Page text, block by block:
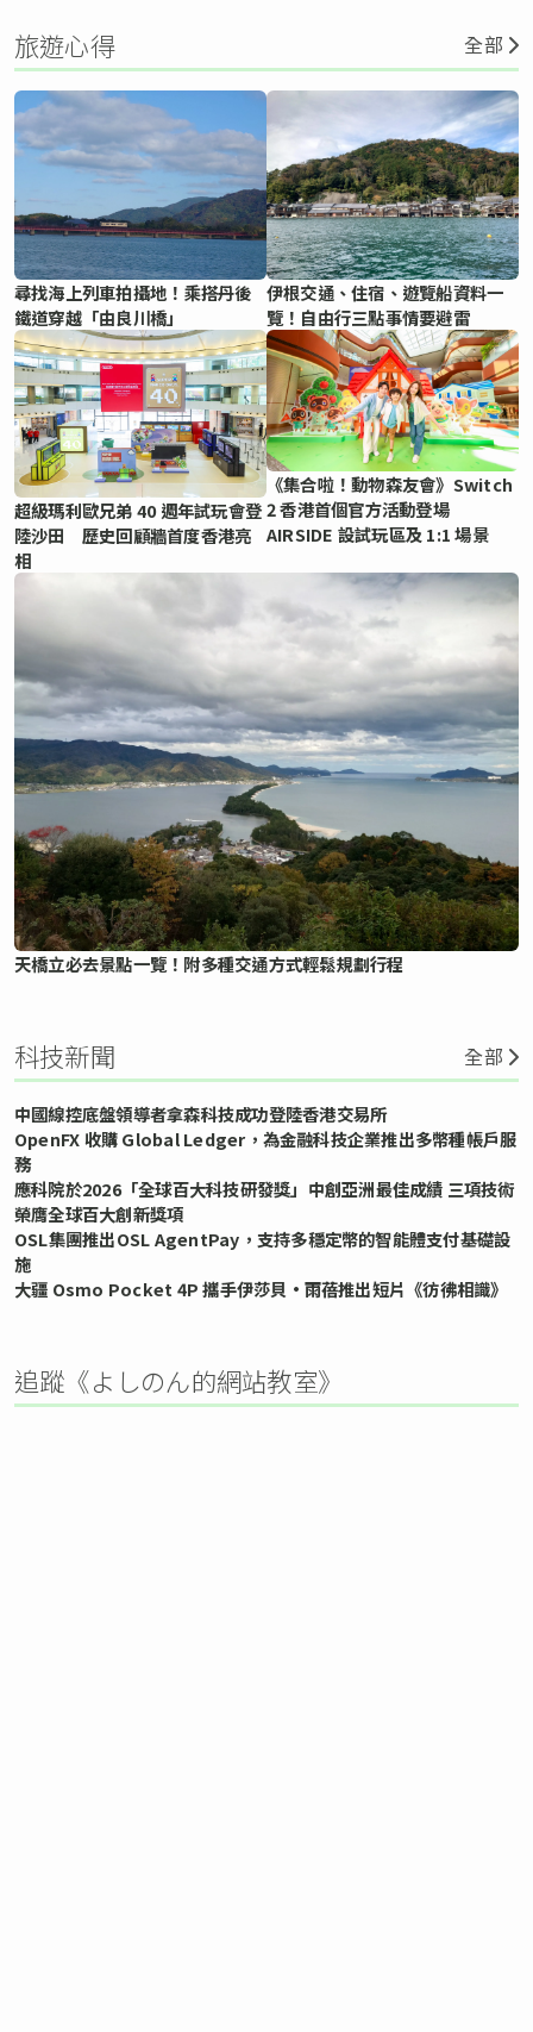
旅遊心得 全部
尋找海上列車拍攝地！乘搭丹後
鐵道穿越「由良川橋」
伊根交通、住宿、遊覽船資料一
覽！自由行三點事情要避雷
超級瑪利歐兄弟 40 週年試玩會登
陸沙田 歷史回顧牆首度香港亮
相
《集合啦！動物森友會》Switch
2 香港首個官方活動登場
AIRSIDE 設試玩區及 1:1 場景
天橋立必去景點一覽！附多種交通方式輕鬆規劃行程
科技新聞 全部
中國線控底盤領導者拿森科技成功登陸香港交易所
OpenFX 收購 Global Ledger，為金融科技企業推出多幣種帳戶服
務
應科院於2026「全球百大科技研發獎」中創亞洲最佳成績 三項技術
榮膺全球百大創新獎項
OSL集團推出OSL AgentPay，支持多穩定幣的智能體支付基礎設
施
大疆 Osmo Pocket 4P 攜手伊莎貝•雨蓓推出短片《彷彿相識》
追蹤《よしのん的網站教室》